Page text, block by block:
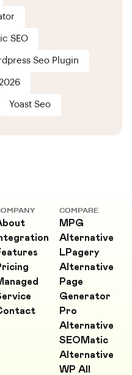
SEO
Seo Plugin
Yoast Seo
COMPARE
MPG
Alternative
LPagery
Alternative
Page
Generator
Pro
Alternative
SEOMatic
Alternative
WP All